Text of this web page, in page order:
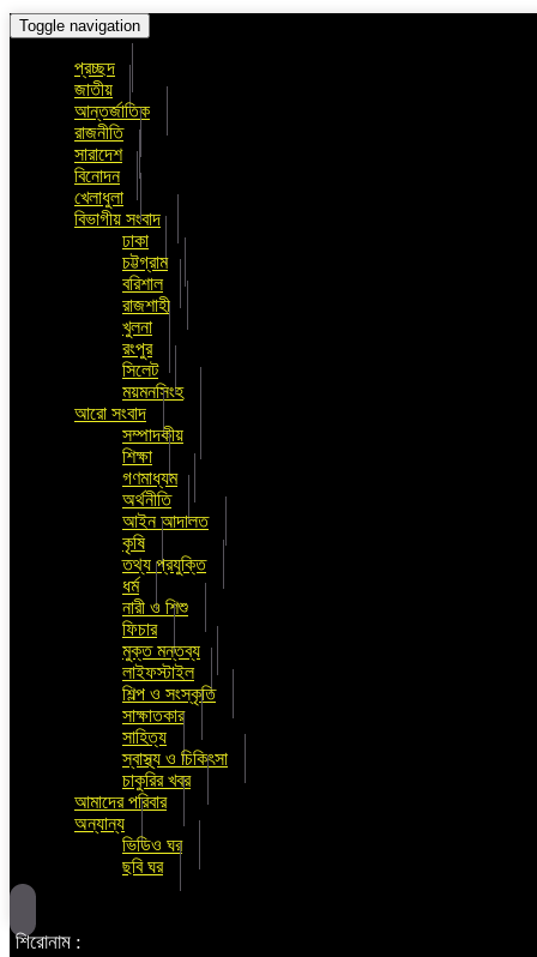
Toggle navigation
প্রচ্ছদ
জাতীয়
আন্তর্জাতিক
রাজনীতি
সারাদেশ
বিনোদন
খেলাধুলা
বিভাগীয় সংবাদ
ঢাকা
চট্টগ্রাম
বরিশাল
রাজশাহী
খুলনা
রংপুর
সিলেট
ময়মনসিংহ
আরো সংবাদ
সম্পাদকীয়
শিক্ষা
গণমাধ্যম
অর্থনীতি
আইন আদালত
কৃষি
তথ্য প্রযুক্তি
ধর্ম
নারী ও শিশু
ফিচার
মুক্ত মন্তব্য
লাইফস্টাইল
শিল্প ও সংস্কৃতি
সাক্ষাতকার
সাহিত্য
স্বাস্থ্য ও চিকিৎসা
চাকুরির খবর
আমাদের পরিবার
অন্যান্য
ভিডিও ঘর
ছবি ঘর
শিরোনাম :